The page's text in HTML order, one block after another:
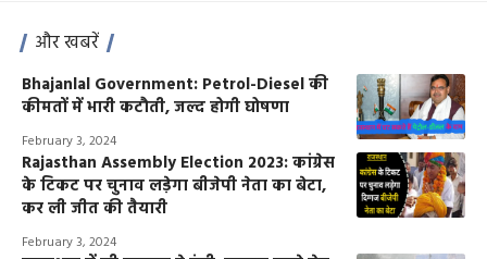
और खबरें
Bhajanlal Government: Petrol-Diesel की
कीमतों में भारी कटौती, जल्द होगी घोषणा
February 3, 2024
Rajasthan Assembly Election 2023: कांग्रेस
के टिकट पर चुनाव लड़ेगा बीजेपी नेता का बेटा,
कर ली जीत की तैयारी
February 3, 2024